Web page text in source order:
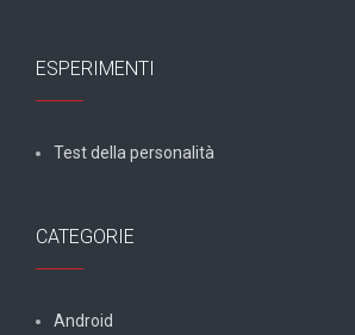
ESPERIMENTI
Test della personalità
CATEGORIE
Android